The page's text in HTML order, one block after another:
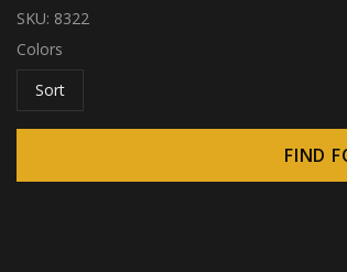
SKU: 8322
Colors
Sort
FIND